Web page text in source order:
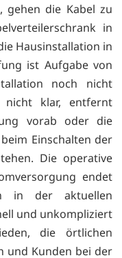
gehen die Kabel zu
in
Hausinstallation in
ist Aufgabe von
noch nicht
klar, entfernt
vorab oder die
Einschalten der
Die operative
endet
in der aktuellen
und unkompliziert
die örtlichen
und Kunden bei der